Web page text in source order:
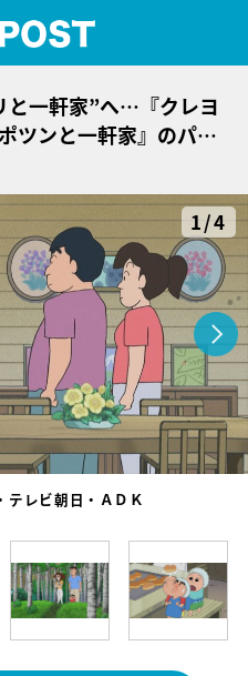
と一軒家”へ…『クレヨ
ツンと一軒家』のパロ
1/4
テレビ朝日・ＡＤＫ